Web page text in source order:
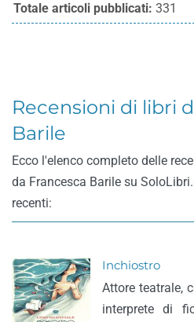
Totale articoli pubblicati: 331
Recensioni di libri
Barile
Ecco l'elenco completo delle
da Francesca Barile su
recenti:
Inchiostro
Attore teatrale,
interprete di